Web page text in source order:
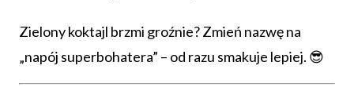
Zielony koktajl brzmi groźnie? Zmień nazwę na
„napój superbohatera” – od razu smakuje lepiej. 😎